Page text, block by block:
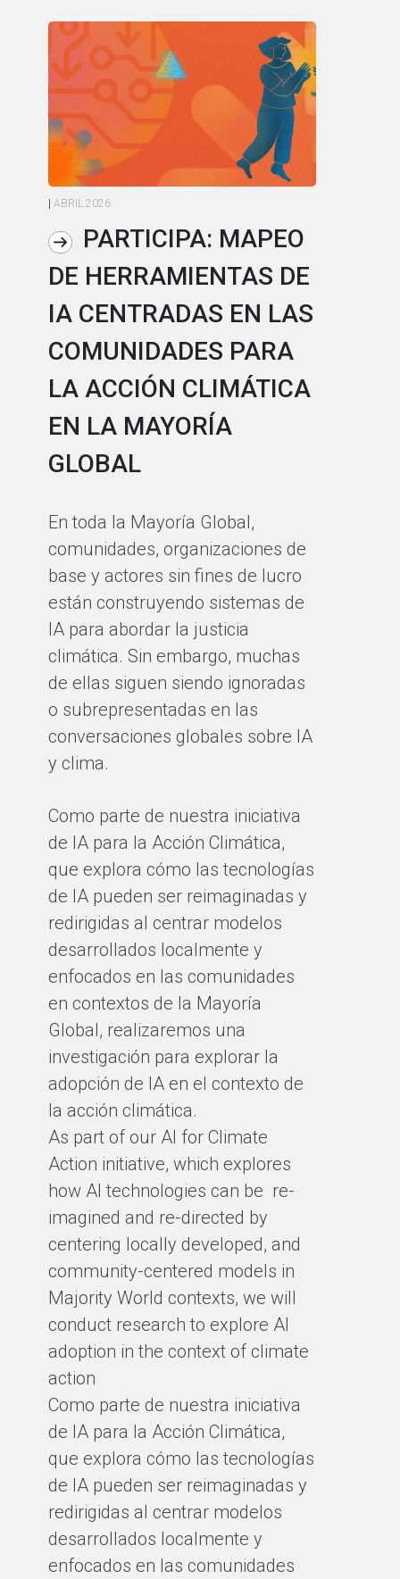
ABRIL 2026
PARTICIPA: MAPEO
DE HERRAMIENTAS DE
IA CENTRADAS EN LAS
COMUNIDADES PARA
LA ACCIÓN CLIMÁTICA
EN LA MAYORÍA
GLOBAL
En toda la Mayoría Global,
comunidades, organizaciones de
base y actores sin fines de lucro
están construyendo sistemas de
IA para abordar la justicia
climática. Sin embargo, muchas
de ellas siguen siendo ignoradas
o subrepresentadas en las
conversaciones globales sobre IA
y clima.
Como parte de nuestra iniciativa
de IA para la Acción Climática,
que explora cómo las tecnologías
de IA pueden ser reimaginadas y
redirigidas al centrar modelos
desarrollados localmente y
enfocados en las comunidades
en contextos de la Mayoría
Global, realizaremos una
investigación para explorar la
adopción de IA en el contexto de
la acción climática.
As part of our AI for Climate
Action initiative, which explores
how AI technologies can be re-
imagined and re-directed by
centering locally developed, and
community-centered models in
Majority World contexts, we will
conduct research to explore AI
adoption in the context of climate
action
Como parte de nuestra iniciativa
de IA para la Acción Climática,
que explora cómo las tecnologías
de IA pueden ser reimaginadas y
redirigidas al centrar modelos
desarrollados localmente y
enfocados en las comunidades